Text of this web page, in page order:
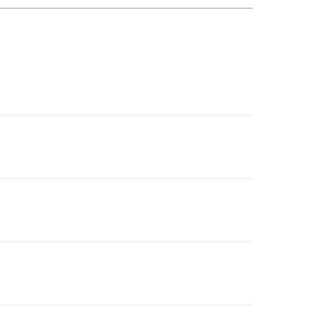
レの入場券特典あり。